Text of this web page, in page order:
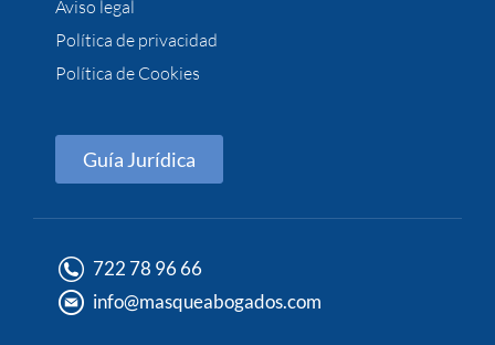
Aviso legal
Política de privacidad
Política de Cookies
Guía Jurídica
722 78 96 66
info@masqueabogados.com